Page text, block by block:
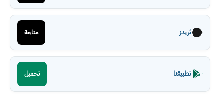
ثريدز متابعة
تطبيقنا تحميل